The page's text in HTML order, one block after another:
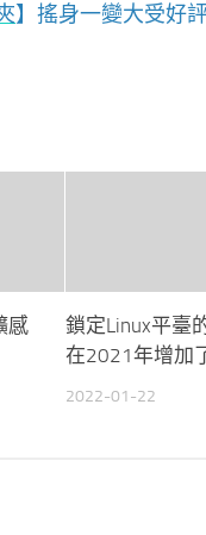
】搖身一變大受好
感
鎖定Linux平臺
在2021年增加
2022-01-22